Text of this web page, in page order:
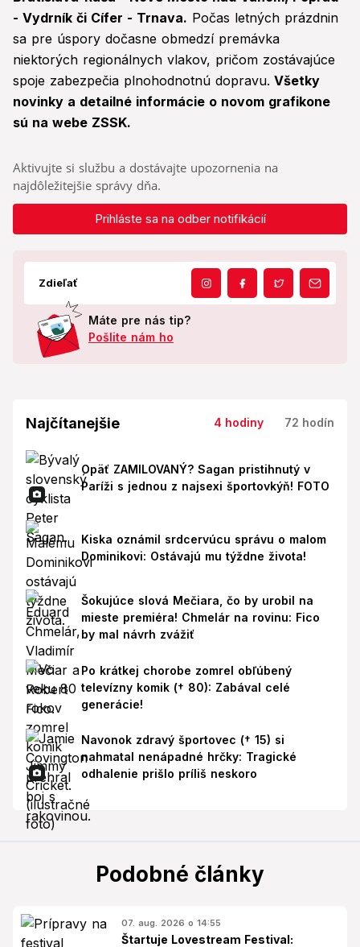
- Vydrník či Cífer - Trnava. Počas letných prázdnin
sa pre úspory dočasne obmedzí premávka
niektorých regionálnych vlakov, pričom zostávajúce
spoje zabezpečia plnohodnotnú dopravu. Všetky
novinky a detailné informácie o novom grafikone
sú na webe ZSSK.
Aktivujte si službu a dostávajte upozornenia na
najdôležitejšie správy dňa.
Prihláste sa na odber notifikácií
Zdieľať
Máte pre nás tip?
Pošlite nám ho
Najčítanejšie 4 hodiny 72 hodín
Opäť ZAMILOVANÝ? Sagan pristihnutý v
Paríži s jednou z najsexi športovkýň! FOTO
Kiska oznámil srdcervúcu správu o malom
Dominikovi: Ostávajú mu týždne života!
Šokujúce slová Mečiara, čo by urobil na
mieste premiéra! Chmelár na rovinu: Fico
by mal návrh zvážiť
Po krátkej chorobe zomrel obľúbený
televízny komik († 80): Zabával celé
generácie!
Navonok zdravý športovec († 15) si
nahmatal nenápadné hrčky: Tragické
odhalenie prišlo príliš neskoro
Podobné články
07. aug. 2026 o 14:55
Štartuje Lovestream Festival: